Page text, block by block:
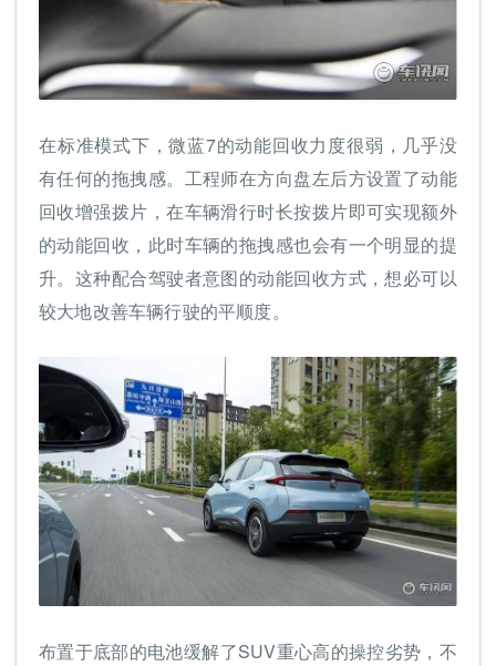
在标准模式下，微蓝7的动能回收力度很弱，几乎没
有任何的拖拽感。工程师在方向盘左后方设置了动能
回收增强拨片，在车辆滑行时长按拨片即可实现额外
的动能回收，此时车辆的拖拽感也会有一个明显的提
升。这种配合驾驶者意图的动能回收方式，想必可以
较大地改善车辆行驶的平顺度。
布置于底部的电池缓解了SUV重心高的操控劣势，不